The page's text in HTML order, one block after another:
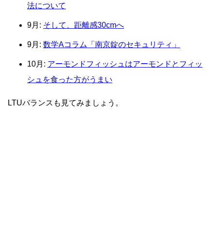
法について
9月: そして、距離感30cmへ
9月: 数学Aコラム「南京錠のセキュリティ」
10月: アーモンドフィッシュはアーモンドとフィッ
シュを食った方がうまい
LTUバランスも見てみましょう。